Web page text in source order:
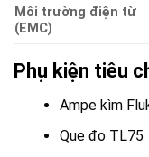
Môi trường điện từ
(EMC)
Phụ kiện tiêu
Ampe kìm
Que đo TL75